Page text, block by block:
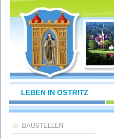
LEBEN IN OSTRITZ
BAUSTELLEN